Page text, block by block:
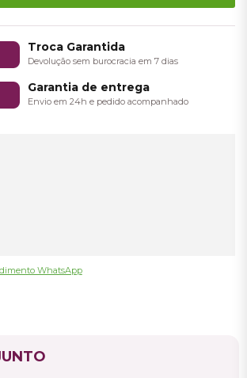
Troca Garantida
Devolução sem burocracia em 7 dias
Garantia de entrega
Envio em 24h e pedido acompanhado
WhatsApp